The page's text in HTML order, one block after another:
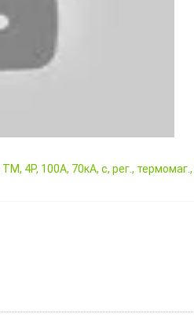
TM, 4P, 100А, 70кА, с, рег., термомаг.,